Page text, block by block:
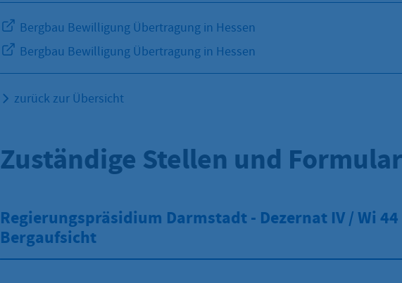
Bergbau Bewilligung Übertragung in Hessen
Bergbau Bewilligung Übertragung in Hessen
zurück zur Übersicht
Zuständige Stellen und
Regierungspräsidium Darmstadt - Dezernat IV / Wi 44
Bergaufsicht